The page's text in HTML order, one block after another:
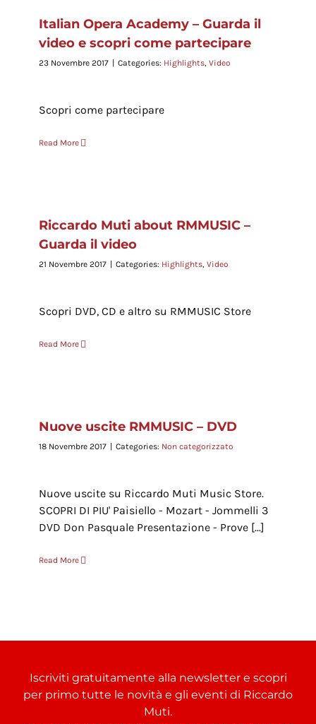
Italian Opera Academy – Guarda il
video e scopri come partecipare
23 Novembre 2017 Categories: Highlights, Video
Scopri come partecipare
Read More
Riccardo Muti about RMMUSIC –
Guarda il video
21 Novembre 2017 Categories: Highlights, Video
Scopri DVD, CD e altro su RMMUSIC Store
Read More
Nuove uscite RMMUSIC – DVD
18 Novembre 2017 Categories: Non categorizzato
Nuove uscite su Riccardo Muti Music Store.
SCOPRI DI PIU' Paisiello - Mozart - Jommelli 3
DVD Don Pasquale Presentazione - Prove [...]
Read More
Iscriviti gratuitamente alla newsletter e scopri
per primo tutte le novità e gli eventi di Riccardo
Muti.